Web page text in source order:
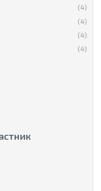
(4)
(4)
(4)
(4)